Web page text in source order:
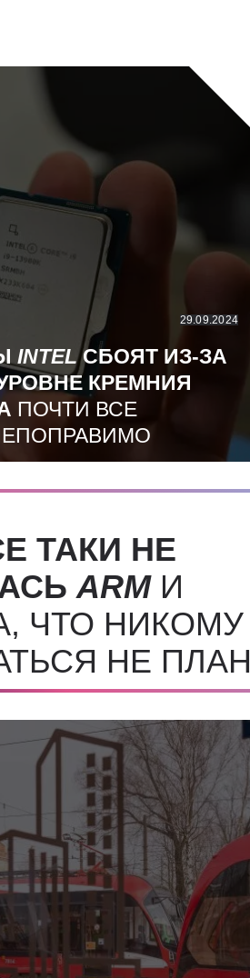
29.09.2024
INTELСБОЯТ ИЗ-ЗА
КРЕМНИЯ
ПОЧТИ ВСЕ
ТАКИ НЕ
ARMИ
ЧТО НИКОМУ
НЕ